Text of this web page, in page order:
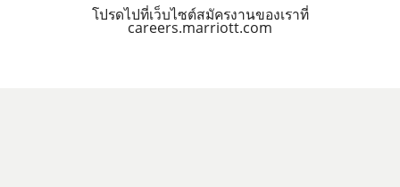
โปรดไปที่เว็บไซต์สมัครงานของเราที่
careers.marriott.com